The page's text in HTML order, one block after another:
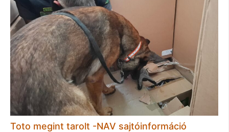
Toto megint tarolt -NAV sajtóinformáció